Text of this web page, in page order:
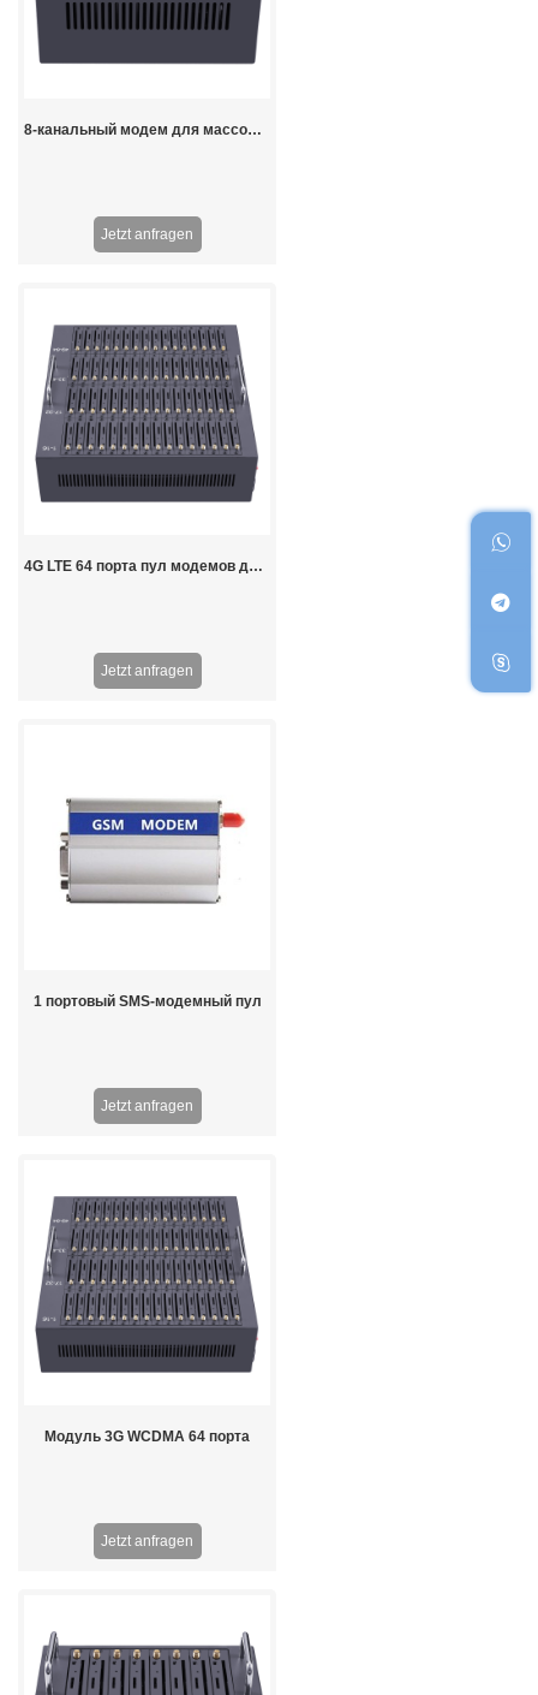
8-канальный модем для массовых смс 2G GSM
Jetzt anfragen
4G LTE 64 порта пул модемов для массовых смс для сети 4G США
Jetzt anfragen
1 портовый SMS-модемный пул
Jetzt anfragen
Модуль 3G WCDMA 64 порта
Jetzt anfragen